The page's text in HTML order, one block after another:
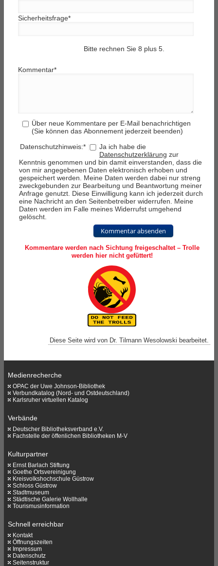
Sicherheitsfrage*
Bitte rechnen Sie 8 plus 5.
Kommentar*
Über neue Kommentare per E-Mail benachrichtigen
(Sie können das Abonnement jederzeit beenden)
Datenschutzhinweis:*
Ja ich habe die
Datenschutzerklärung zur
Kenntnis genommen und bin damit einverstanden, dass die
von mir angegebenen Daten elektronisch erhoben und
gespeichert werden. Meine Daten werden dabei nur streng
zweckgebunden zur Bearbeitung und Beantwortung meiner
Anfrage genutzt. Diese Einwilligung kann ich jederzeit durch
eine Nachricht an den Seitenbetreiber widerrufen. Meine
Daten werden im Falle meines Widerrufst umgehend
gelöscht.
Kommentar absenden
Kommentare werden nach Sichtung freigeschaltet – Trolle
werden hier nicht gefüttert!
Diese Seite wird von Dr. Tilmann Wesolowski bearbeitet.
Medienrecherche
OPAC der Uwe Johnson-Bibliothek
Verbundkatalog (Nord- und Ostdeutschland)
Karlsruher virtuellen Katalog
Verbände
Deutscher Bibliotheksverband e.V.
Fachstelle der öffenlichen Bibliotheken M-V
Kulturpartner
Ernst Barlach Stiftung
Goethe Ortsvereinigung
Kreisvolkshochschule Güstrow
Schloss Güstrow
Stadtmuseum
Städtische Galerie Wollhalle
Tourismusinformation
Schnell erreichbar
Kontakt
Öffnungszeiten
Impressum
Datenschutz
Seitenstruktur